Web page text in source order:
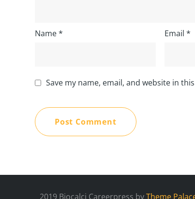
Name* Email*
Save my name, email, and website in
2019 Biocalci Careerpress byTheme